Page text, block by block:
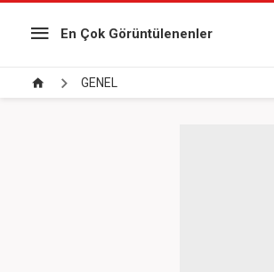
En Çok Görüntülenenler
GENEL